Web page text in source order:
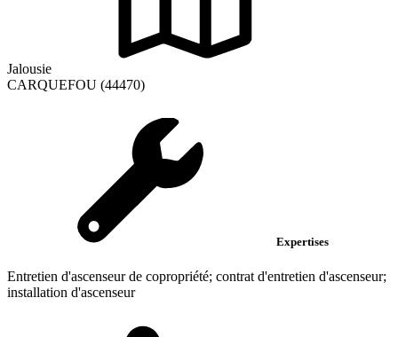
Jalousie
CARQUEFOU (44470)
Expertises
Entretien d'ascenseur de copropriété; contrat d'entretien d'ascenseur;
installation d'ascenseur